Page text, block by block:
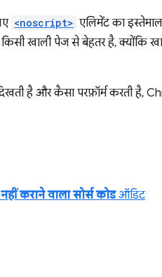
<noscript> एलिमेंट का
खाली पेज से बेहतर है, क्योंकि
है और कैसा परफ़ॉर्म करती है,
कराने वाला सोर्स कोडऑडिट